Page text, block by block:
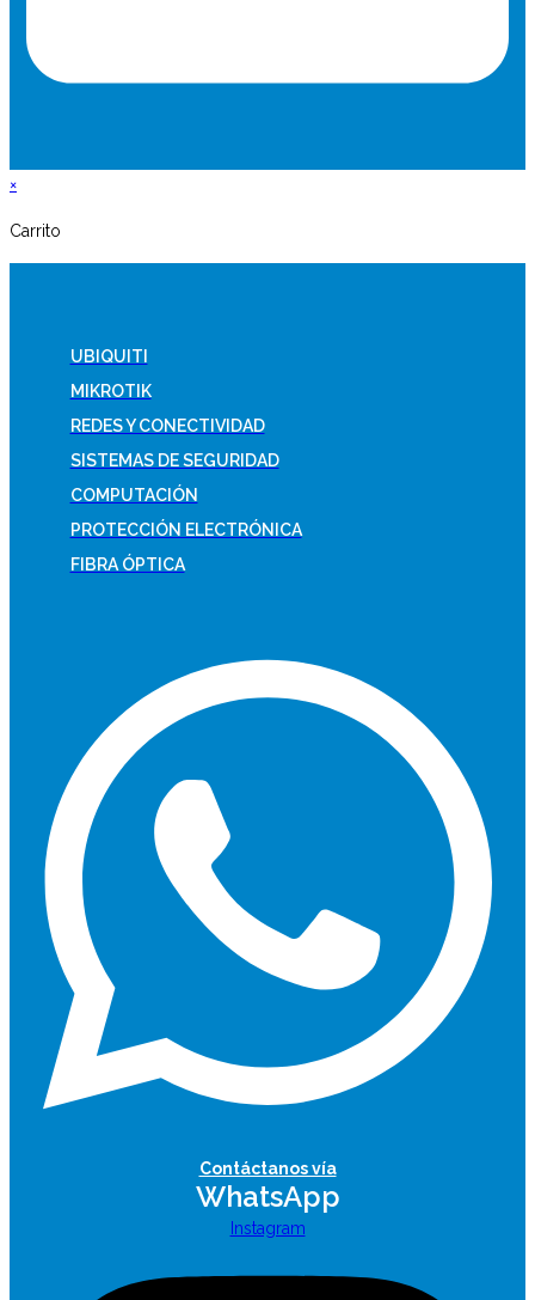
×
Carrito
UBIQUITI
MIKROTIK
REDES Y CONECTIVIDAD
SISTEMAS DE SEGURIDAD
COMPUTACIÓN
PROTECCIÓN ELECTRÓNICA
FIBRA ÓPTICA
Contáctanos vía
WhatsApp
Instagram